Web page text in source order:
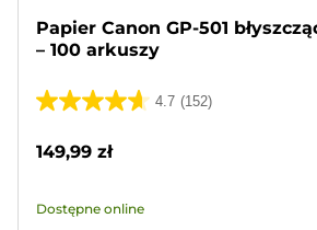
Papier Canon GP-501
– 100 arkuszy
4.7 (152)
4.7
152
149,99 zł
Dostępne online